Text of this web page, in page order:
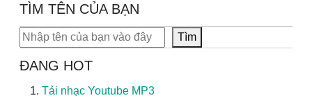
TÌM TÊN CỦA BẠN
Tìm kiếm Tìm
ĐANG HOT
Tải nhạc Youtube MP3